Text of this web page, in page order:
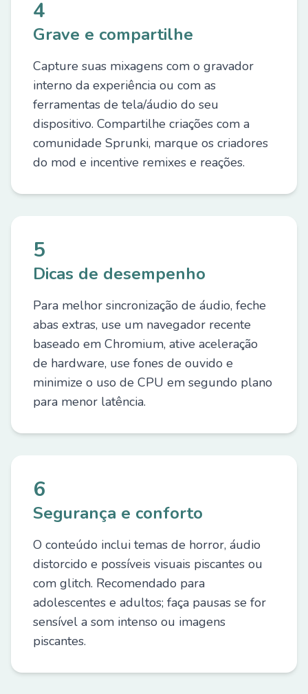
4
Grave e compartilhe
Capture suas mixagens com o gravador
interno da experiência ou com as
ferramentas de tela/áudio do seu
dispositivo. Compartilhe criações com a
comunidade Sprunki, marque os criadores
do mod e incentive remixes e reações.
5
Dicas de desempenho
Para melhor sincronização de áudio, feche
abas extras, use um navegador recente
baseado em Chromium, ative aceleração
de hardware, use fones de ouvido e
minimize o uso de CPU em segundo plano
para menor latência.
6
Segurança e conforto
O conteúdo inclui temas de horror, áudio
distorcido e possíveis visuais piscantes ou
com glitch. Recomendado para
adolescentes e adultos; faça pausas se for
sensível a som intenso ou imagens
piscantes.